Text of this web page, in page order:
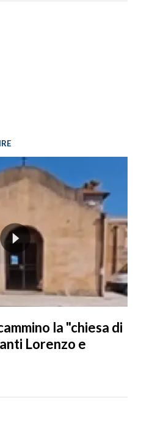
la "chiesa di
Lorenzo e